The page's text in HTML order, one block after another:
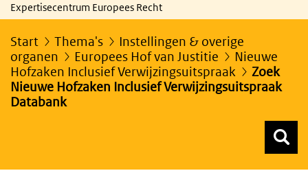
Expertisecentrum Europees Recht
Start Thema's
Instellingen & overige
organen
Europees Hof van Justitie
Nieuwe
Hofzaken Inclusief Verwijzingsuitspraak
Zoek
Nieuwe Hofzaken Inclusief Verwijzingsuitspraak
Databank